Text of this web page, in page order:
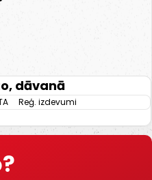
dāvanā
Reģ. izdevumi